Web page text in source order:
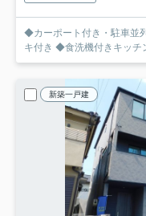
◆カーポート付き・駐車並
キ付き ◆食洗機付きキッ
新築一戸建